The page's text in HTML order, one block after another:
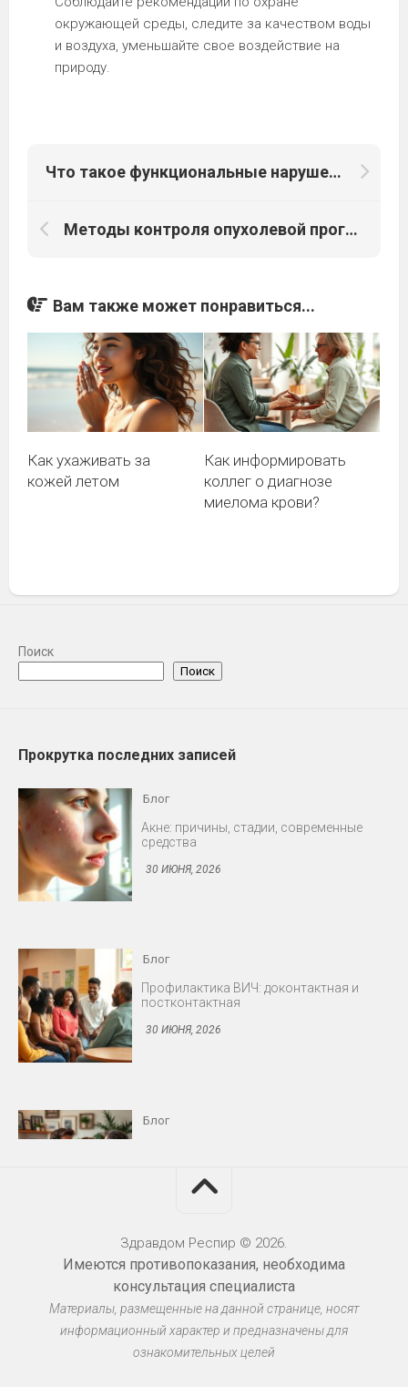
окружающей среды, следите за качеством воды
и воздуха, уменьшайте свое воздействие на
природу.
Что такое функциональные нарушения организма
Методы контроля опухолевой прогрессии
Вам также может понравиться...
Как ухаживать за
кожей летом
Как информировать
коллег о диагнозе
миелома крови?
Поиск
Поиск
Прокрутка последних записей
Акне: причины, стадии, современные
Блог
Профилактика ВИЧ: доконтактная и
постконтактная
30 ИЮНЯ, 2026
Блог
Снижение либидо у мужчин и женщин
30 ИЮНЯ, 2026
Блог
Блог
Миома матки: когда оперировать
Здравдом Респир © 2026.
Имеются противопоказания, необходима
консультация специалиста
Материалы, размещенные на данной странице, носят
информационный характер и предназначены для
ознакомительных целей